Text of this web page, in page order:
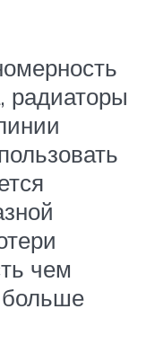
радиаторы
чем
больше